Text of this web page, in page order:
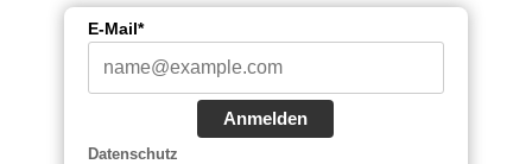
E-Mail*
Anmelden
Datenschutz